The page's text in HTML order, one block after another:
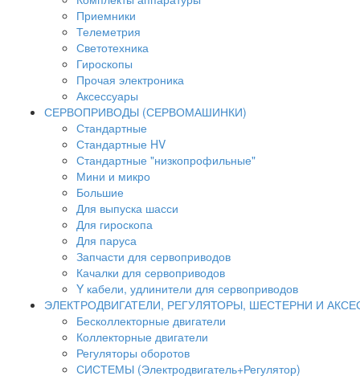
Приемники
Телеметрия
Светотехника
Гироскопы
Прочая электроника
Аксессуары
СЕРВОПРИВОДЫ (СЕРВОМАШИНКИ)
Стандартные
Стандартные HV
Стандартные "низкопрофильные"
Мини и микро
Большие
Для выпуска шасси
Для гироскопа
Для паруса
Запчасти для сервоприводов
Качалки для сервоприводов
Y кабели, удлинители для сервоприводов
ЭЛЕКТРОДВИГАТЕЛИ, РЕГУЛЯТОРЫ, ШЕСТЕРНИ И
Бесколлекторные двигатели
Коллекторные двигатели
Регуляторы оборотов
СИСТЕМЫ (Электродвигатель+Регулятор)